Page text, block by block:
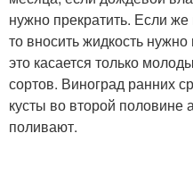
нужно прекратить. Если же
то вносить жидкость
это касается только
сортов. Виноград ранних
кусты во второй половине
поливают.